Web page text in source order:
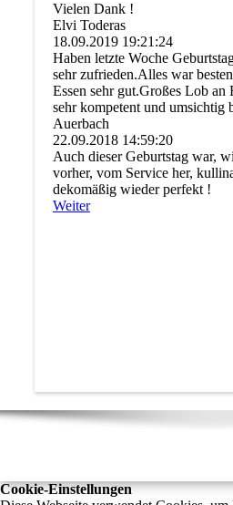
Vielen Dank !
Elvi Toderas
18.09.2019 19:21:24
Haben letzte Woche
sehr zufrieden.Alles war
Essen sehr gut.Großes Lob an
sehr kompetent und umsichtig
Auerbach
22.09.2018 14:59:20
Auch dieser Geburtstag war,
vorher, vom Service her,
dekomäßig wieder perfekt !
Weiter
Cookie-Einstellungen